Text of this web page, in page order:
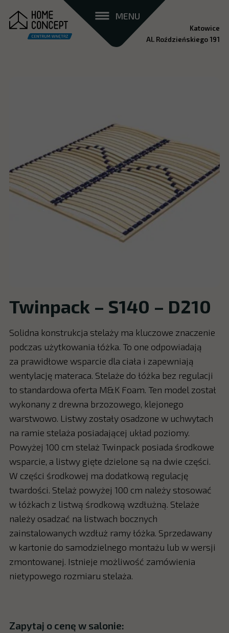
MENU
Katowice
Al. Roździeńskiego 191
Twinpack – S140 – D210
Solidna konstrukcja stelaży ma kluczowe znaczenie
podczas użytkowania łóżka. To one odpowiadają
za prawidłowe wsparcie dla ciała i zapewniają
wentylację materaca. Stelaże do łóżka bez regulacji
to standardowa oferta M&K Foam. Ten model został
wykonany z drewna brzozowego, klejonego
warstwowo. Listwy zostały osadzone w uchwytach
na ramie stelaża posiadającej układ poziomy.
Powyżej 100 cm stelaż Twinpack posiada środkowe
wsparcie, a listwy gięte dzielone są na dwie części.
W części środkowej ma dodatkową regulację
twardości. Stelaż powyżej 100 cm należy stosować
w łóżkach z listwą środkową wzdłużną. Stelaże
należy osadzać na listwach bocznych
zainstalowanych wzdłuż ramy łóżka. Sprzedawany
w kartonie do samodzielnego montażu lub w wersji
zmontowanej. Istnieje możliwość zamówienia
nietypowego rozmiaru stelaża.
Zapytaj o cenę w salonie: